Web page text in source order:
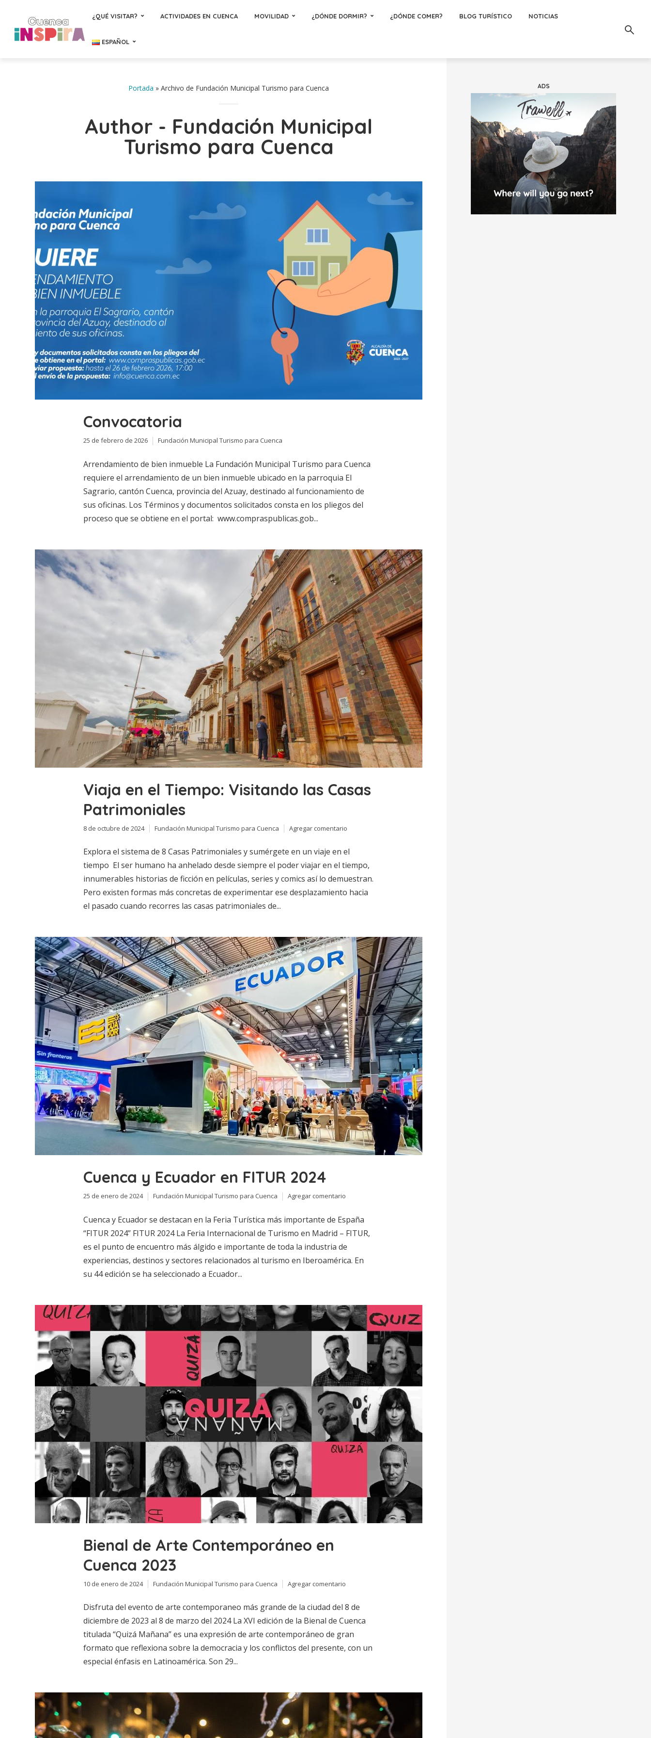
¿QUÉ VISITAR? ACTIVIDADES EN CUENCA MOVILIDAD ¿DÓNDE DORMIR? ¿DÓNDE COMER? BLOG TURÍSTICO NOTICIAS
ESPAÑOL
Portada » Archivo de Fundación Municipal Turismo para Cuenca
Author - Fundación Municipal
Turismo para Cuenca
Convocatoria
25 de febrero de 2026 Fundación Municipal Turismo para Cuenca
Arrendamiento de bien inmueble La Fundación Municipal Turismo para Cuenca
requiere el arrendamiento de un bien inmueble ubicado en la parroquia El
Sagrario, cantón Cuenca, provincia del Azuay, destinado al funcionamiento de
sus oficinas. Los Términos y documentos solicitados consta en los pliegos del
proceso que se obtiene en el portal: www.compraspublicas.gob...
Viaja en el Tiempo: Visitando las Casas
Patrimoniales
8 de octubre de 2024 Fundación Municipal Turismo para Cuenca Agregar comentario
Explora el sistema de 8 Casas Patrimoniales y sumérgete en un viaje en el
tiempo El ser humano ha anhelado desde siempre el poder viajar en el tiempo,
innumerables historias de ficción en películas, series y comics así lo demuestran.
Pero existen formas más concretas de experimentar ese desplazamiento hacia
el pasado cuando recorres las casas patrimoniales de...
Cuenca y Ecuador en FITUR 2024
25 de enero de 2024 Fundación Municipal Turismo para Cuenca Agregar comentario
Cuenca y Ecuador se destacan en la Feria Turística más importante de España
“FITUR 2024” FITUR 2024 La Feria Internacional de Turismo en Madrid – FITUR,
es el punto de encuentro más álgido e importante de toda la industria de
experiencias, destinos y sectores relacionados al turismo en Iberoamérica. En
su 44 edición se ha seleccionado a Ecuador...
Bienal de Arte Contemporáneo en
Cuenca 2023
10 de enero de 2024 Fundación Municipal Turismo para Cuenca Agregar comentario
Disfruta del evento de arte contemporaneo más grande de la ciudad del 8 de
diciembre de 2023 al 8 de marzo del 2024 La XVI edición de la Bienal de Cuenca
titulada “Quizá Mañana” es una expresión de arte contemporáneo de gran
formato que reflexiona sobre la democracia y los conflictos del presente, con un
especial énfasis en Latinoamérica. Son 29...
ADS